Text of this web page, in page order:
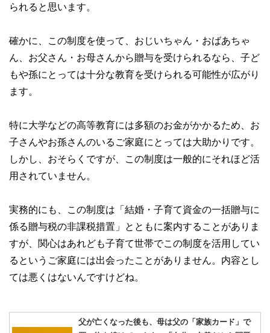
られると思います。
確かに、この制度を使って、おじいちゃん・おばあちゃ
ん、お父さん・お母さんから贈与を受けられるなら、子ど
もや孫にとっては十分な教育を受けられる可能性が広がり
ます。
特に大学などの高等教育には多額のお金がかかるため、お
子さんやお孫さんのいるご家庭にとっては大助かりです。
しかし、おそらくですが、この制度は一般的にそれほど活
用されていません。
実務的にも、この制度は「結婚・子育て資金の一括贈与に
係る贈与税の非課税措置」とともに案内することがありま
すが、関心はあれども子育て世帯でこの制度を活用してい
るというご家庭には出会ったことがありません。内容とし
ては悪くはないんですけどね。
父が亡くなった後も、母は父の「家族カード」で